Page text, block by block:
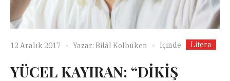
12 Aralık 2017 Yazar: Bilâl Kolbüken İçinde Litera
YÜCEL KAYIRAN: “DİKİŞ